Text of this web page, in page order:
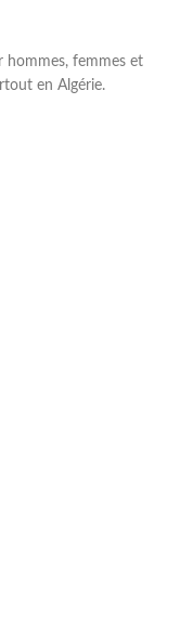
hommes, femmes et
en Algérie.